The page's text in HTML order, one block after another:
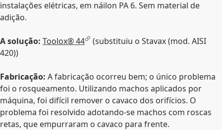
instalações elétricas, em náilon PA 6. Sem material de
adição.
A solução: Toolox® 44
(substituiu o Stavax (mod. AISI
420))
Fabricação: A fabricação ocorreu bem; o único problema
foi o rosqueamento. Utilizando machos aplicados por
máquina, foi difícil remover o cavaco dos orifícios. O
problema foi resolvido adotando-se machos com roscas
retas, que empurraram o cavaco para frente.